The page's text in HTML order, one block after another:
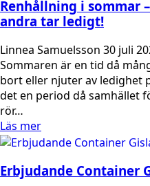
Renhållning i sommar
andra tar ledigt!
Linnea Samuelsson 30 juli
Sommaren är en tid då
bort eller njuter av ledighet
det en period då samhället
rör…
Läs mer
Erbjudande Container